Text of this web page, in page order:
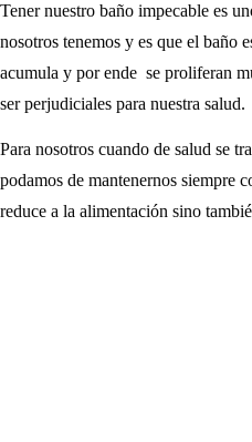
Tener nuestro baño impecable es
nosotros tenemos y es que el baño
acumula y por ende se proliferan
ser perjudiciales para nuestra salud.
Para nosotros cuando de salud se
podamos de mantenernos siempre
reduce a la alimentación sino